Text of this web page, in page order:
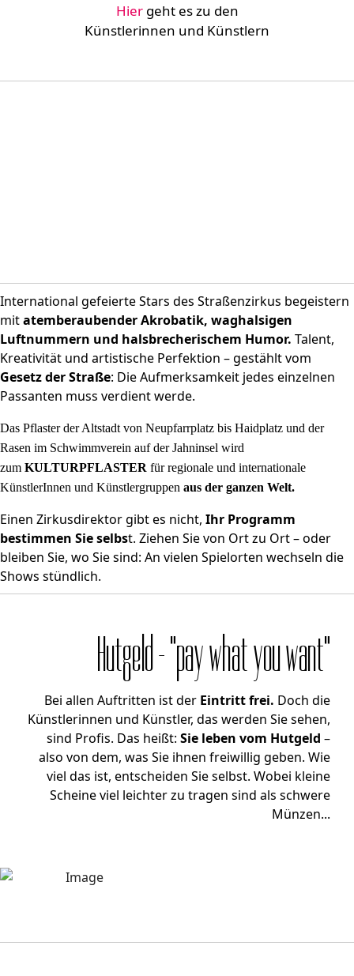
Hiergeht es zu den
Künstlerinnen und Künstlern
International gefeierte Stars des Straßenzirkus begeistern
mitatemberaubender Akrobatik, waghalsigen
Luftnummern und halsbrecherischem Humor. Talent,
Kreativität und artistische Perfektion – gestählt vom
Gesetz der Straße: Die Aufmerksamkeit jedes einzelnen
Passanten muss verdient werde.
Das Pflaster der Altstadt von Neupfarrplatz bis Haidplatz und der
Rasen im Schwimmverein auf der Jahninsel wird
zum KULTURPFLASTER für regionale und internationale
KünstlerInnen und Künstlergruppen aus der ganzen Welt.
Einen Zirkusdirektor gibt es nicht, Ihr Programm
bestimmen Sie selbst. Ziehen Sie von Ort zu Ort – oder
bleiben Sie, wo Sie sind: An vielen Spielorten wechseln die
Shows stündlich.
Hutgeld - "pay what you want"
Bei allen Auftritten ist der Eintritt frei. Doch die
Künstlerinnen und Künstler, das werden Sie sehen,
sind Profis. Das heißt: Sie leben vom Hutgeld –
also von dem, was Sie ihnen freiwillig geben. Wie
viel das ist, entscheiden Sie selbst. Wobei kleine
Scheine viel leichter zu tragen sind als schwere
Münzen...